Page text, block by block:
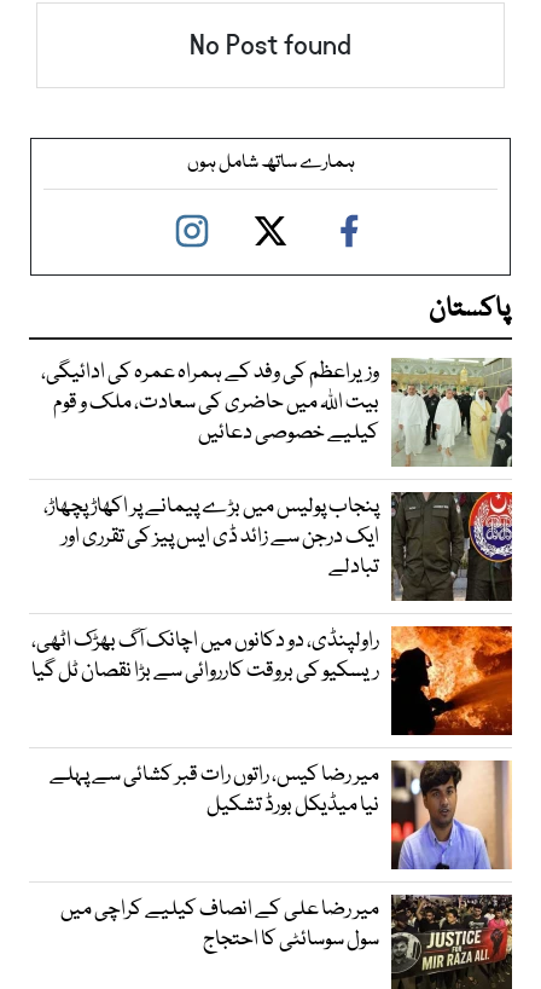
No Post found
ہمارے ساتھ شامل ہوں
پاکستان
وزیراعظم کی وفد کے ہمراہ عمرہ کی ادائیگی،
بیت اللہ میں حاضری کی سعادت، ملک و قوم
کیلیے خصوصی دعائیں
پنجاب پولیس میں بڑے پیمانے پر اکھاڑ پچھاڑ،
ایک درجن سے زائد ڈی ایس پیز کی تقرری اور
تبادلے
راولپنڈی، دو دکانوں میں اچانک آگ بھڑک اٹھی،
ریسکیو کی بروقت کارروائی سے بڑا نقصان ٹل گیا
میر رضا کیس، راتوں رات قبر کشائی سے پہلے
نیا میڈیکل بورڈ تشکیل
میر رضا علی کے انصاف کیلیے کراچی میں
سول سوسائٹی کا احتجاج